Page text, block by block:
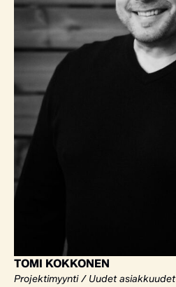
TOMI KOKKONEN
Projektimyynti / Uudet asiakkuudet